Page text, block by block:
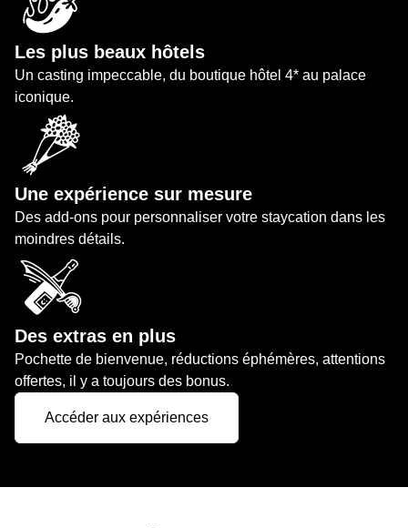
Les plus beaux hôtels
Un casting impeccable, du boutique hôtel 4* au palace
iconique.
Une expérience sur mesure
Des add-ons pour personnaliser votre staycation dans les
moindres détails.
Des extras en plus
Pochette de bienvenue, réductions éphémères, attentions
offertes, il y a toujours des bonus.
Accéder aux expériences